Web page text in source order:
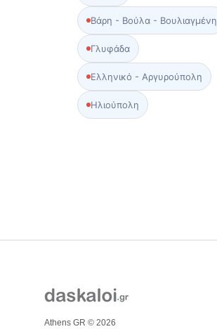
Βάρη - Βούλα - Βουλιαγμένη
Γλυφάδα
Ελληνικό - Αργυρούπολη
Ηλιούπολη
Athens GR © 2026